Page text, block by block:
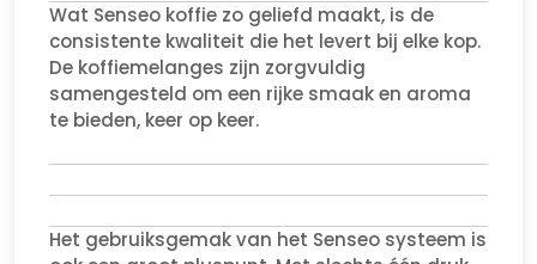
Wat Senseo koffie zo geliefd maakt, is de
consistente kwaliteit die het levert bij elke kop.
De koffiemelanges zijn zorgvuldig
samengesteld om een rijke smaak en aroma
te bieden, keer op keer.
Het gebruiksgemak van het Senseo systeem is